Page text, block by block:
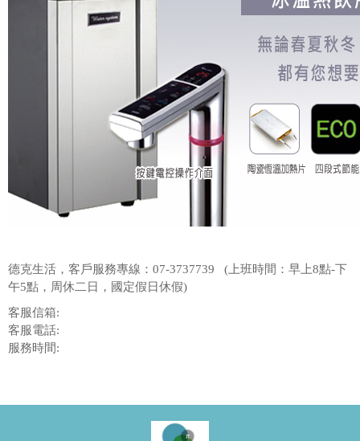
德克生活，客戶服務專線：07-3737739 (上班時間：早上8點-下
午5點，周休二日，國定假日休假)
客服信箱:
客服電話:
服務時間: